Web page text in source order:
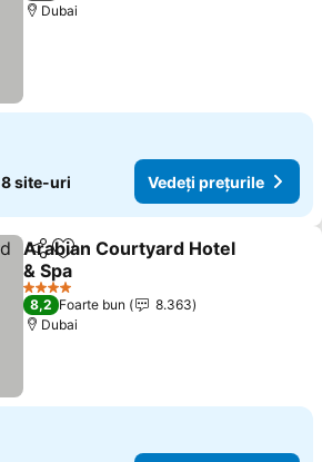
Dubai
8 site-uri Vedeți prețurile
DistribuițiAdăugaţi la favorite
Arabian Courtyard Hotel
& Spa
4 Stele
8,2 Foarte bun
8.363
Dubai